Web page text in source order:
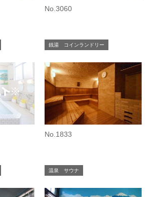
No.3060
銭湯 コインランドリー
No.1833
温泉 サウナ